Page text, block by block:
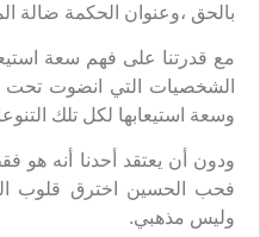
بالحق ،وعنوان الحكمة ضالة
مع قدرتنا على فهم سعة
الشخصيات التي انضوت تحت
وسعة استيعابها لكل تلك
ودون أن يعتقد أحدنا أنه
فحب الحسين اخترق قلوب
وليس مذهبي.